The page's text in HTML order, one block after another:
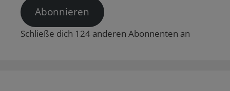
Abonnieren
Schließe dich 124 anderen Abonnenten an